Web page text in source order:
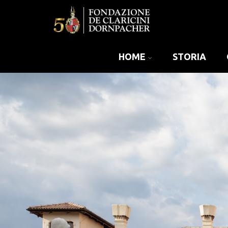
HOME STORIA